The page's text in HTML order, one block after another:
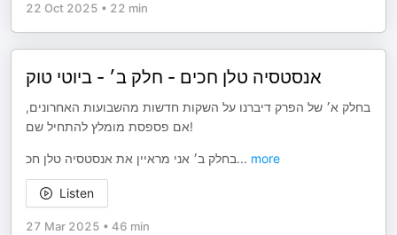
22 Oct 2025 • 22 min
אנסטסיה טלן חכים - חלק ב׳ - ביוטי טוק
בחלק א׳ של הפרק דיברנו על השקות חדשות מהשבועות האחרונים,
אם פספסת מומלץ להתחיל שם!
בחלק ב׳ אני מראיין את אנסטסיה טלן חכ... more
Listen
27 Mar 2025 • 46 min